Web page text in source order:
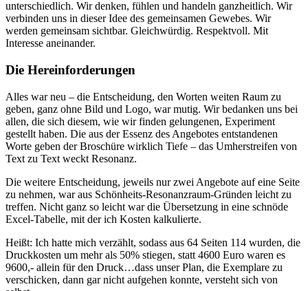
unterschiedlich. Wir denken, fühlen und handeln ganzheitlich. Wir
verbinden uns in dieser Idee des gemeinsamen Gewebes. Wir
werden gemeinsam sichtbar. Gleichwürdig. Respektvoll. Mit
Interesse aneinander.
Die Hereinforderungen
Alles war neu – die Entscheidung, den Worten weiten Raum zu
geben, ganz ohne Bild und Logo, war mutig. Wir bedanken uns bei
allen, die sich diesem, wie wir finden gelungenen, Experiment
gestellt haben. Die aus der Essenz des Angebotes entstandenen
Worte geben der Broschüre wirklich Tiefe – das Umherstreifen von
Text zu Text weckt Resonanz.
Die weitere Entscheidung, jeweils nur zwei Angebote auf eine Seite
zu nehmen, war aus Schönheits-Resonanzraum-Gründen leicht zu
treffen. Nicht ganz so leicht war die Übersetzung in eine schnöde
Excel-Tabelle, mit der ich Kosten kalkulierte.
Heißt: Ich hatte mich verzählt, sodass aus 64 Seiten 114 wurden, die
Druckkosten um mehr als 50% stiegen, statt 4600 Euro waren es
9600,- allein für den Druck…dass unser Plan, die Exemplare zu
verschicken, dann gar nicht aufgehen konnte, versteht sich von